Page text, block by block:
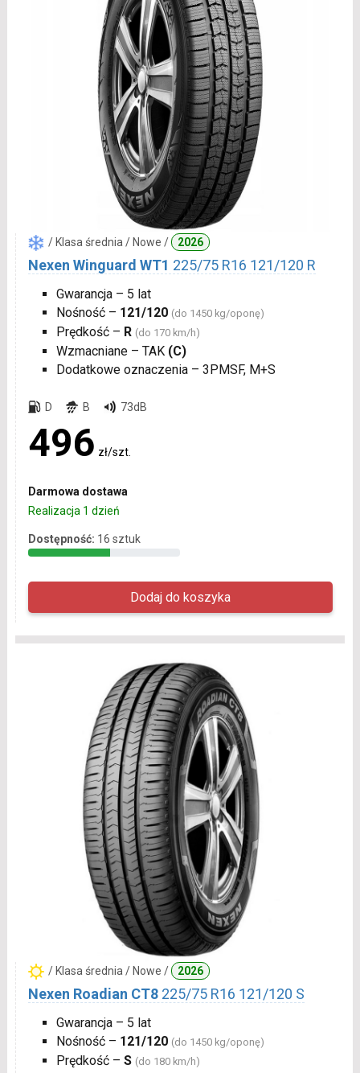
/ Klasa średnia / Nowe / 2026
Nexen Winguard WT1 225/75 R16 121/120 R
Gwarancja – 5 lat
Nośność – 121/120 (do 1450 kg/oponę)
Prędkość – R (do 170 km/h)
Wzmacniane – TAK (C)
Dodatkowe oznaczenia – 3PMSF, M+S
D B 73dB
496 zł/szt.
Darmowa dostawa
Realizacja 1 dzień
Dostępność: 16 sztuk
/ Klasa średnia / Nowe / 2026
Nexen Roadian CT8 225/75 R16 121/120 S
Gwarancja – 5 lat
Nośność – 121/120 (do 1450 kg/oponę)
Prędkość – S (do 180 km/h)